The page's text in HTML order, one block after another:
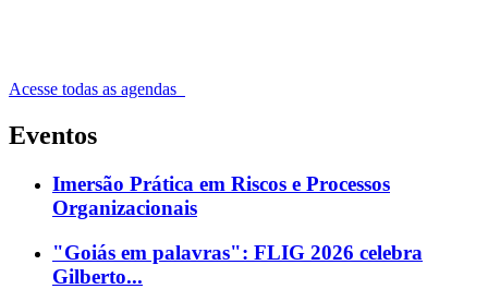
Acesse todas as agendas
Eventos
Imersão Prática em Riscos e Processos
Organizacionais
"Goiás em palavras": FLIG 2026 celebra
Gilberto...